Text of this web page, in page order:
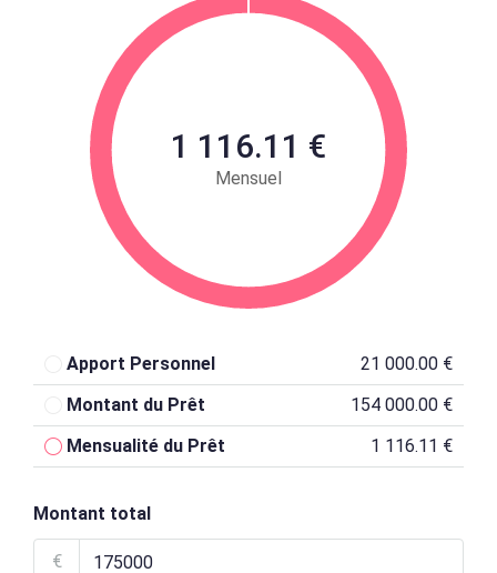
1 116.11 €
Mensuel
Apport Personnel
21 000.00 €
Montant du Prêt
154 000.00 €
Mensualité du Prêt
1 116.11 €
Montant total
€